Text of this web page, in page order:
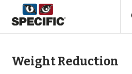
Weight Reduction